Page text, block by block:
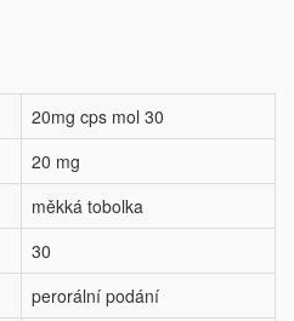
20mg cps mol 30
20 mg
měkká tobolka
30
perorální podání